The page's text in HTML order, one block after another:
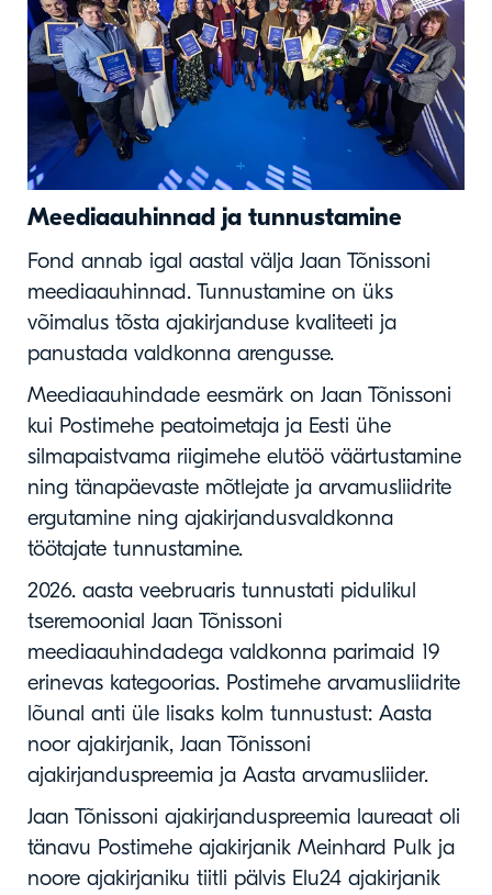
Meediaauhinnad ja tunnustamine
Fond annab igal aastal välja Jaan Tõnissoni
meediaauhinnad. Tunnustamine on üks
võimalus tõsta ajakirjanduse kvaliteeti ja
panustada valdkonna arengusse.
Meediaauhindade eesmärk on Jaan Tõnissoni
kui Postimehe peatoimetaja ja Eesti ühe
silmapaistvama riigimehe elutöö väärtustamine
ning tänapäevaste mõtlejate ja arvamusliidrite
ergutamine ning ajakirjandusvaldkonna
töötajate tunnustamine.
2026. aasta veebruaris tunnustati pidulikul
tseremoonial Jaan Tõnissoni
meediaauhindadega valdkonna parimaid 19
erinevas kategoorias. Postimehe arvamusliidrite
lõunal anti üle lisaks kolm tunnustust: Aasta
noor ajakirjanik, Jaan Tõnissoni
ajakirjanduspreemia ja Aasta arvamusliider.
Jaan Tõnissoni ajakirjanduspreemia laureaat oli
tänavu Postimehe ajakirjanik Meinhard Pulk ja
noore ajakirjaniku tiitli pälvis Elu24 ajakirjanik